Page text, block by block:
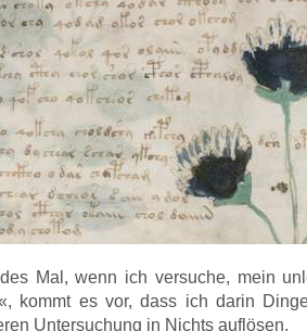
Mal, wenn ich versuche, mein
kommt es vor, dass ich darin
Untersuchung in Nichts auflösen.